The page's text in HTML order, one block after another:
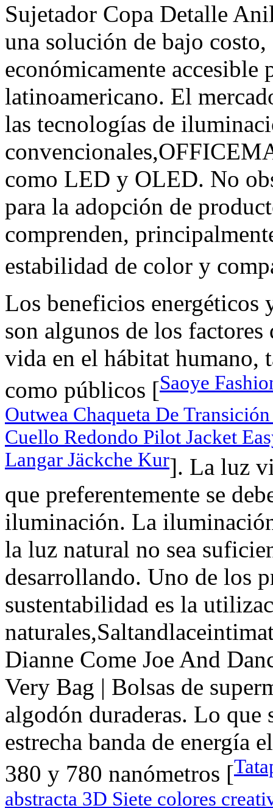
Sujetador Copa Detalle
una solución de bajo
económicamente accesible
latinoamericano. El
las tecnologías de
como LED y OLED. No
para la adopción de
comprenden,
estabilidad de color y
Los beneficios
son algunos de los
vida en el hábitat humano,
como públicos [Saoye
Outwea Chaqueta De
Cuello Redondo Pilot Jacket
Langar Jäckche Kur]. La luz
que preferentemente se
iluminación. La
la luz natural no sea
desarrollando. Uno de los
sustentabilidad es la
Dianne Come Joe And
Very Bag | Bolsas de
algodón duraderas. Lo que
estrecha banda de energía
380 y 780 nanómetros [
abstracta 3D Siete colores